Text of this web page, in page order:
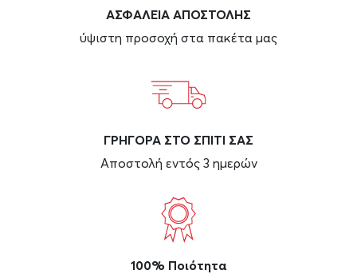
ΑΣΦAΛΕΙΑ ΑΠΟΣΤΟΛΗΣ
ύψιστη προσοχή στα πακέτα μας
ΓΡΗΓΟΡΑ ΣΤΟ ΣΠΙΤΙ ΣΑΣ
Αποστολή εντός 3 ημερών
100% Ποιότητα